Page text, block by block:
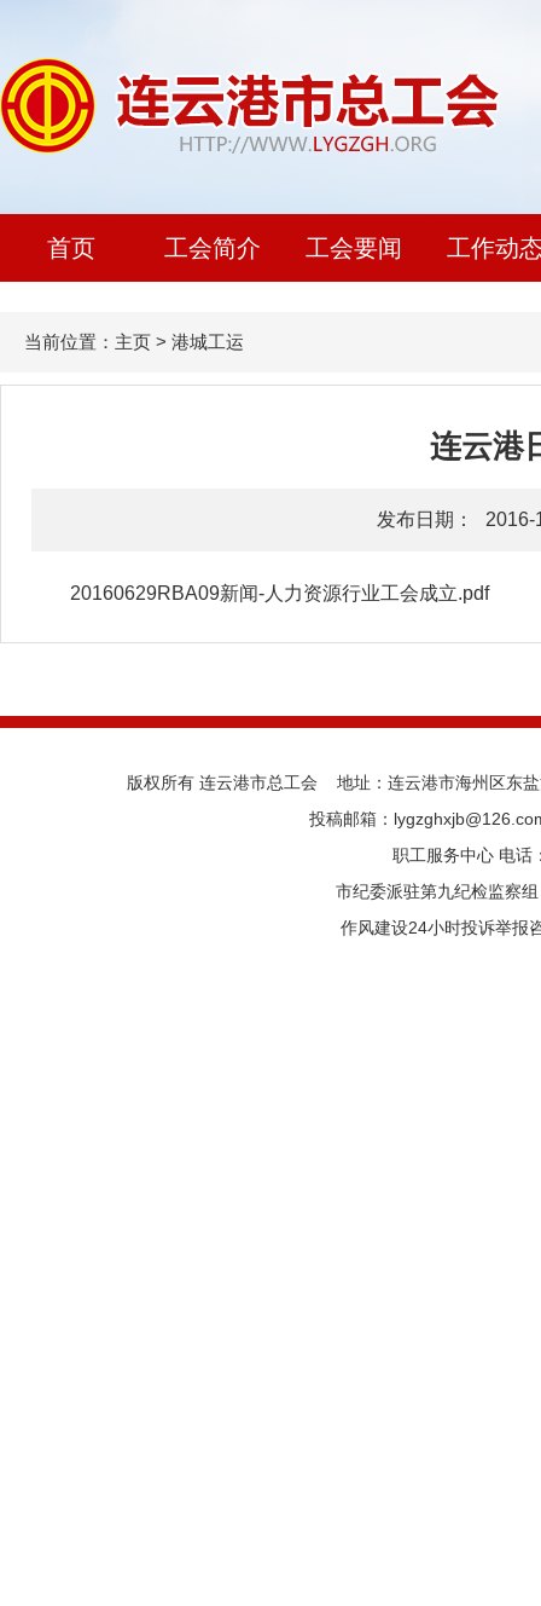
首页 工会简介 工会要闻 工作动
当前位置： 主页 > 港城工运
连云港
发布日期： 2016-
20160629RBA09新闻-人力资源行业工会成立.pdf
版权所有 连云港市总工会 地址：连云港市海州区东
投稿邮箱：
职工服务中心 电话
市纪委派驻第九纪检监察
作风建设24小时投诉举报